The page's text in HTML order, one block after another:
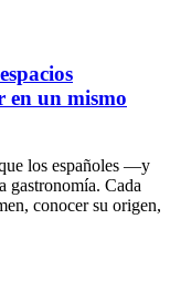
en un mismo
los españoles —y
gastronomía. Cada
conocer su origen,